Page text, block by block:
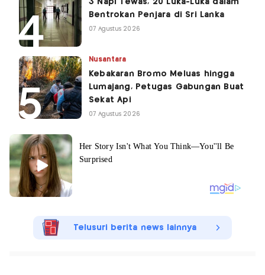
3 Napi Tewas, 20 Luka-Luka dalam
Bentrokan Penjara di Sri Lanka
07 Agustus 2026
Nusantara
Kebakaran Bromo Meluas hingga
Lumajang, Petugas Gabungan Buat
Sekat Api
07 Agustus 2026
Telusuri berita news lainnya